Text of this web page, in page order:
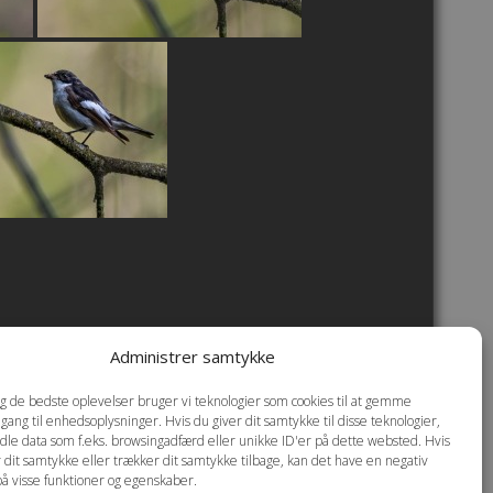
Administrer samtykke
de bedste oplevelser bruger vi teknologier som cookies til at gemme
til enhedsoplysninger. Hvis du giver dit samtykke til disse teknologier,
data som f.eks. browsingadfærd eller unikke ID'er på dette websted. Hvis
dit samtykke eller trækker dit samtykke tilbage, kan det have en negativ
visse funktioner og egenskaber.